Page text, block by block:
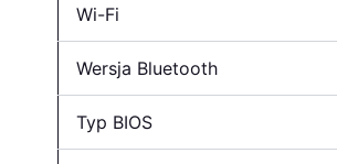
Wi-Fi
Wersja Bluetooth
Typ BIOS